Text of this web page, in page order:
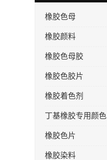
橡胶色母
橡胶颜料
橡胶色母胶
橡胶色胶片
橡胶着色剂
丁基橡胶专用颜色
橡胶色片
橡胶染料